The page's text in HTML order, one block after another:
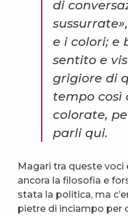
di
e i colori; e
sentito e
grigiore di
tempo così
colorate,
parli qui.
Magari tra queste voci
ancora la filosofia e
stata la politica, ma
pietre di inciampo per